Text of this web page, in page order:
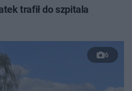
trafił do szpitala
6